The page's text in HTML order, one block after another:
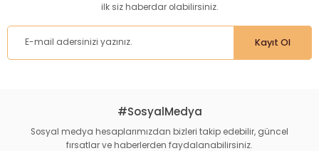
Ürün bilgilerinde hatalar bulunuyor.
Ürün fiyatı diğer sitelerden daha pahalı.
ilk siz haberdar olabilirsiniz.
Kayıt Ol
#SosyalMedya
Sosyal medya hesaplarımızdan bizleri takip edebilir, güncel
fırsatlar ve haberlerden faydalanabilirsiniz.